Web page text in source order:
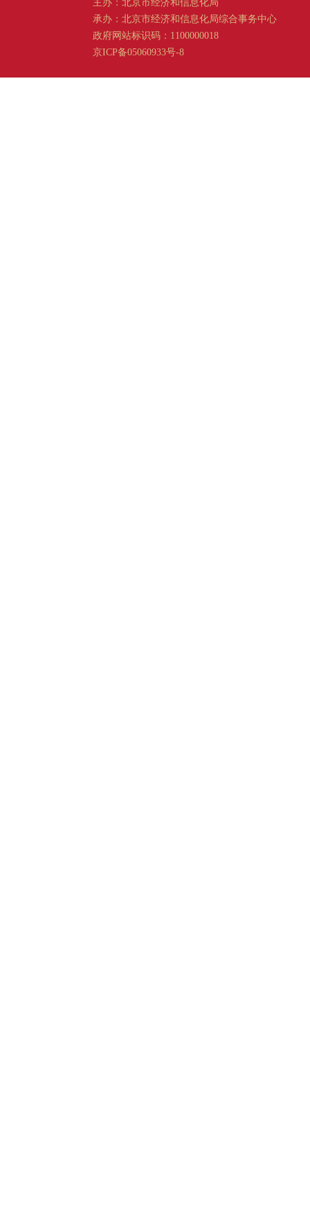
主办：北京市经济和信息化局
承办：北京市经济和信息化局综合事务中心
政府网站标识码：1100000018
京ICP备05060933号-8